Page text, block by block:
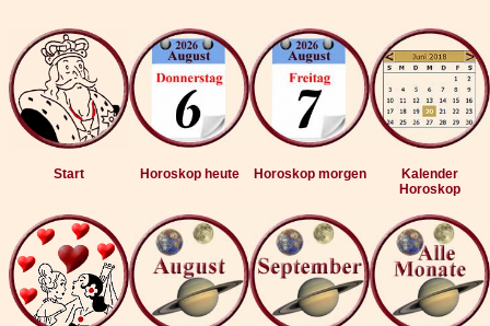
Start Horoskop heute Horoskop morgen
Kalender
Horoskop